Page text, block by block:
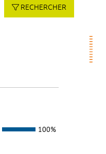
RECHERCHER
100%